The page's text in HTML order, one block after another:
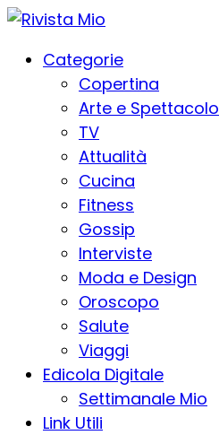
Categorie
Copertina
Arte e Spettacolo
TV
Attualità
Cucina
Fitness
Gossip
Interviste
Moda e Design
Oroscopo
Salute
Viaggi
Edicola Digitale
Settimanale Mio
Link Utili